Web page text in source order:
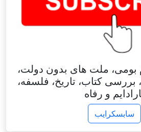
ملت های بدون دولت،
بررسی کتاب، تاریخ، فلسفه،
و رفاه
سابسکرایب